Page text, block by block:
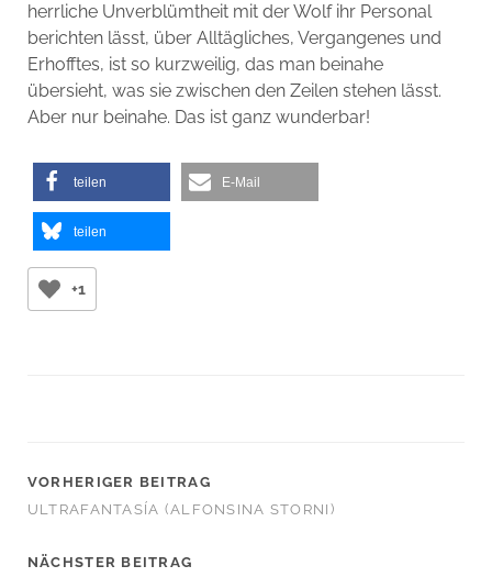
herrliche Unverblümtheit mit der Wolf ihr Personal
berichten lässt, über Alltägliches, Vergangenes und
Erhofftes, ist so kurzweilig, das man beinahe
übersieht, was sie zwischen den Zeilen stehen lässt.
Aber nur beinahe. Das ist ganz wunderbar!
teilen E-Mail
teilen
+1
VORHERIGER BEITRAG
ULTRAFANTASÍA (ALFONSINA STORNI)
NÄCHSTER BEITRAG